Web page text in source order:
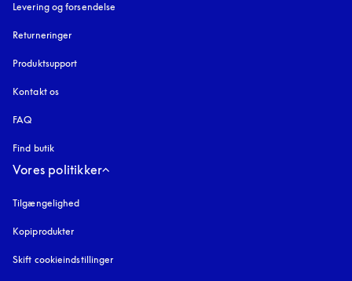
Levering og forsendelse
Returneringer
Produktsupport
Kontakt os
FAQ
Find butik
Vores politikker
Tilgængelighed
Kopiprodukter
Skift cookieindstillinger